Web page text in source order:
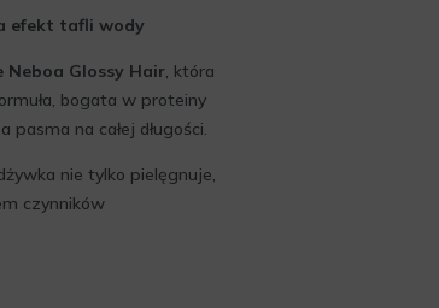
efekt tafli wody
Glossy Hair, która
bogata w proteiny
pasma na całej długości.
nie tylko pielęgnuje,
czynników